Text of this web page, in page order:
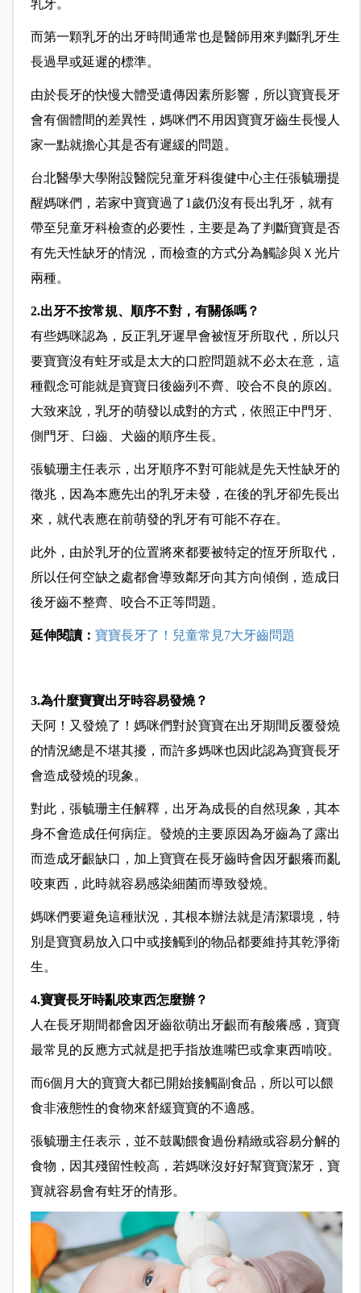
乳牙。
而第一顆乳牙的出牙時間通常也是醫師用來判斷乳牙生
長過早或延遲的標準。
由於長牙的快慢大體受遺傳因素所影響，所以寶寶長牙
會有個體間的差異性，媽咪們不用因寶寶牙齒生長慢人
家一點就擔心其是否有遲緩的問題。
台北醫學大學附設醫院兒童牙科復健中心主任張毓珊提
醒媽咪們，若家中寶寶過了1歲仍沒有長出乳牙，就有
帶至兒童牙科檢查的必要性，主要是為了判斷寶寶是否
有先天性缺牙的情況，而檢查的方式分為觸診與Ｘ光片
兩種。
2.出牙不按常規、順序不對，有關係嗎？
有些媽咪認為，反正乳牙遲早會被恆牙所取代，所以只
要寶寶沒有蛀牙或是太大的口腔問題就不必太在意，這
種觀念可能就是寶寶日後齒列不齊、咬合不良的原凶。
大致來說，乳牙的萌發以成對的方式，依照正中門牙、
側門牙、臼齒、犬齒的順序生長。
張毓珊主任表示，出牙順序不對可能就是先天性缺牙的
徵兆，因為本應先出的乳牙未發，在後的乳牙卻先長出
來，就代表應在前萌發的乳牙有可能不存在。
此外，由於乳牙的位置將來都要被特定的恆牙所取代，
所以任何空缺之處都會導致鄰牙向其方向傾倒，造成日
後牙齒不整齊、咬合不正等問題。
延伸閱讀： 寶寶長牙了！兒童常見7大牙齒問題
3.為什麼寶寶出牙時容易發燒？
天阿！又發燒了！媽咪們對於寶寶在出牙期間反覆發燒
的情況總是不堪其擾，而許多媽咪也因此認為寶寶長牙
會造成發燒的現象。
對此，張毓珊主任解釋，出牙為成長的自然現象，其本
身不會造成任何病症。發燒的主要原因為牙齒為了露出
而造成牙齦缺口，加上寶寶在長牙齒時會因牙齦癢而亂
咬東西，此時就容易感染細菌而導致發燒。
媽咪們要避免這種狀況，其根本辦法就是清潔環境，特
別是寶寶易放入口中或接觸到的物品都要維持其乾淨衛
生。
4.寶寶長牙時亂咬東西怎麼辦？
人在長牙期間都會因牙齒欲萌出牙齦而有酸癢感，寶寶
最常見的反應方式就是把手指放進嘴巴或拿東西啃咬。
而6個月大的寶寶大都已開始接觸副食品，所以可以餵
食非液態性的食物來舒緩寶寶的不適感。
張毓珊主任表示，並不鼓勵餵食過份精緻或容易分解的
食物，因其殘留性較高，若媽咪沒好好幫寶寶潔牙，寶
寶就容易會有蛀牙的情形。